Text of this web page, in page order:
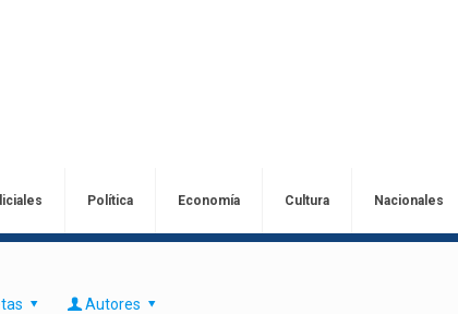
Política Economía Cultura Nacionales
Autores